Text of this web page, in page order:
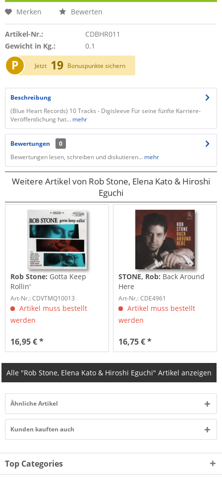
Merken Bewerten
Artikel-Nr.:
CDBHR011
Gewicht in Kg.:
0.1
P Jetzt 19 Bonuspunkte sichern
Beschreibung
(Blue Heart Records) 10 Tracks - Digisleeve Für seine fünfte Karriere-
Veröffentlichung hat... mehr
Bewertungen
0
Bewertungen lesen, schreiben und diskutieren... mehr
Weitere Artikel von Rob Stone, Elena Kato & Hiroshi
Eguchi
Rob Stone: Gotta Keep
Rollin'
Art-Nr.: CDVTMQ10013
Artikel muss bestellt
werden
16,95 € *
STONE, Rob: Back Around
Here
Art-Nr.: CDE4961
Artikel muss bestellt
werden
16,75 € *
Alle "Rob Stone, Elena Kato & Hiroshi Eguchi" Artikel anzeigen
Ähnliche Artikel
Kunden kauften auch
Top Categories